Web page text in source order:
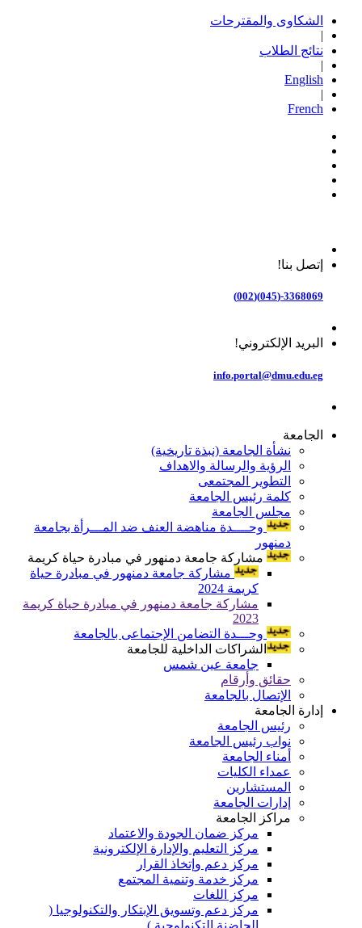
الشكاوى والمقترحات
|
نتائج الطلاب
|
English
|
French
إتصل بنا!
3368069-(045)(002)
البريد الإلكتروني!
info.portal@dmu.edu.eg
الجامعة
نشأة الجامعة (نبذة تاريخية)
الرؤية والرسالة والاهداف
التطوير المجتمعى
كلمة رئيس الجامعة
مجلس الجامعة
وحــــدة مناهضة العنف ضد المـــرأة بجامعة
دمنهور
مشاركة جامعة دمنهور في مبادرة حياة كريمة
مشاركة جامعة دمنهور في مبادرة حياة
كريمة 2024
مشاركة جامعة دمنهور في مبادرة حياة كريمة
2023
وحـــدة التضامن الإجتماعى بالجامعة
الشراكات الداخلية للجامعة
جامعة عين شمس
حقائق وأرقام
الإتصال بالجامعة
إدارة الجامعة
رئيس الجامعة
نواب رئيس الجامعة
أمناء الجامعة
عمداء الكليات
المستشارين
إدارات الجامعة
مراكز الجامعة
مركز ضمان الجودة والاعتماد
مركز التعليم والإدارة الإلكترونية
مركز دعم وإتخاذ القرار
مركز خدمة وتنمية المجتمع
مركز اللغات
مركز دعم وتسويق الإبتكار والتكنولوجيا (
الحاضنة التكنولوجية )